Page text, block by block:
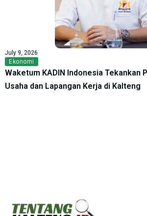
July 9, 2026
Ekonomi
Waketum KADIN Indonesia Tekankan
Usaha dan Lapangan Kerja di Kalteng